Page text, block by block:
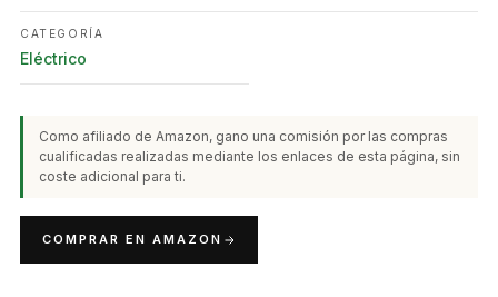
CATEGORÍA
Eléctrico
Como afiliado de Amazon, gano una comisión por las compras
cualificadas realizadas mediante los enlaces de esta página, sin
coste adicional para ti.
COMPRAR EN AMAZON